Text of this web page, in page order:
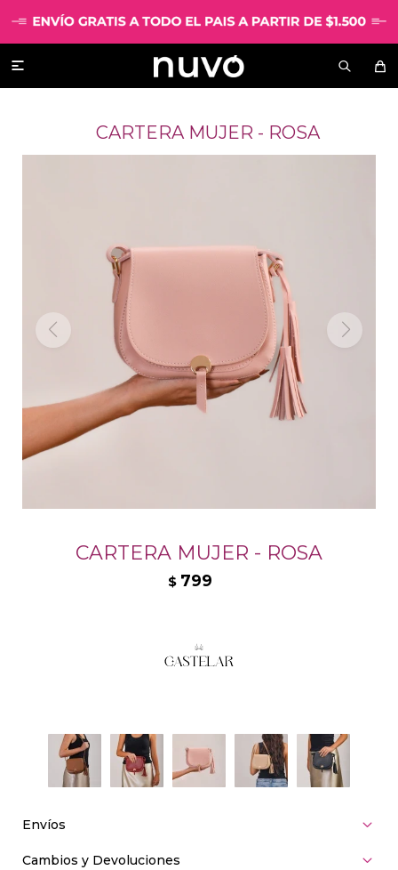

CARTERA MUJER - ROSA
CARTERA MUJER - ROSA
$ 799
Envíos
Cambios y Devoluciones